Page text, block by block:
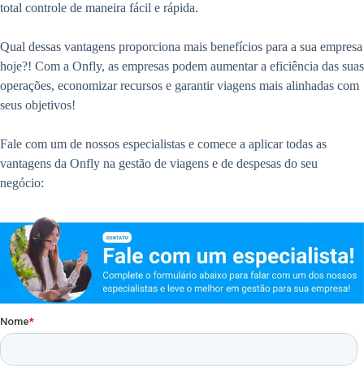
total controle de maneira fácil e rápida.
Qual dessas vantagens proporciona mais benefícios para a sua empresa
hoje?! Com a Onfly, as empresas podem aumentar a eficiência das suas
operações, economizar recursos e garantir viagens mais alinhadas com
seus objetivos!
Fale com um de nossos especialistas e comece a aplicar todas as
vantagens da Onfly na gestão de viagens e de despesas do seu
negócio: